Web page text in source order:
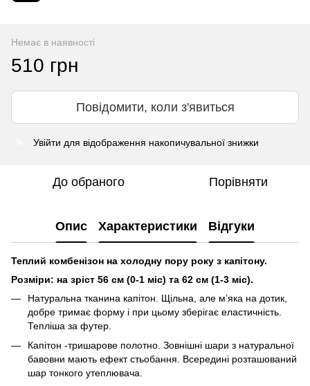
Немає в наявності
510 грн
Повідомити, коли з'явиться
Увійти для відображення накопичувальної знижки
До обраного Порівняти
Опис Характеристики Відгуки
Теплий комбенізон на холодну пору року з капітону.
Розміри: на зріст 56 см (0-1 міс) та 62 см (1-3 міс).
Натуральна тканина капітон. Щільна, але м’яка на дотик,
добре тримає форму і при цьому зберігає еластичність.
Тепліша за футер.
Капітон -тришарове полотно. Зовнішні шари з натуральної
бавовни мають ефект стьобання. Всередині розташований
шар тонкого утеплювача.